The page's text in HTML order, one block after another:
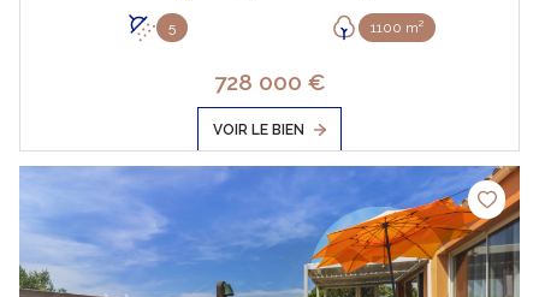
5 1100 m²
728 000 €
VOIR LE BIEN